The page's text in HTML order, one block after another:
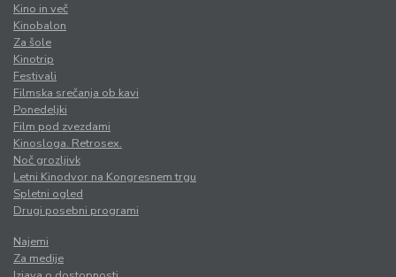
Kino in več
Kinobalon
Za šole
Kinotrip
Festivali
Filmska srečanja ob kavi
Ponedeljki
Film pod zvezdami
Kinosloga. Retrosex.
Noč grozljivk
Letni Kinodvor na Kongresnem trgu
Spletni ogled
Drugi posebni programi
Najemi
Za medije